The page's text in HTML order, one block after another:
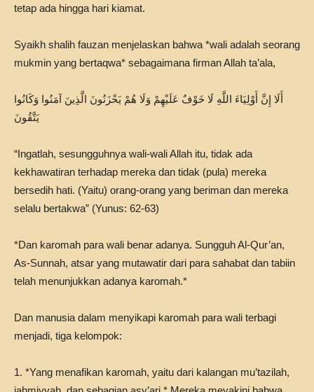
tetap ada hingga hari kiamat.
Syaikh shalih fauzan menjelaskan bahwa *wali adalah seorang
mukmin yang bertaqwa* sebagaimana firman Allah ta’ala,
أَلَا إِنَّ أَوْلِيَاءَ اللَّهِ لَا خَوْفٌ عَلَيْهِمْ وَلَا هُمْ يَحْزَنُونَ الَّذِينَ آمَنُوا وَكَانُوا
يَتَّقُونَ
“Ingatlah, sesungguhnya wali-wali Allah itu, tidak ada
kekhawatiran terhadap mereka dan tidak (pula) mereka
bersedih hati. (Yaitu) orang-orang yang beriman dan mereka
selalu bertakwa” (Yunus: 62-63)
*Dan karomah para wali benar adanya. Sungguh Al-Qur’an,
As-Sunnah, atsar yang mutawatir dari para sahabat dan tabiin
telah menunjukkan adanya karomah.*
Dan manusia dalam menyikapi karomah para wali terbagi
menjadi, tiga kelompok:
1. *Yang menafikan karomah, yaitu dari kalangan mu’tazilah,